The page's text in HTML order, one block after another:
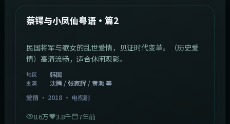
热门
蔡锷与小凤仙粤语·篇2
民国将军与歌女的乱世爱情，见证时代变革。（历史爱
情）高清流畅，适合休闲观影。
地区 韩国
主演
沈腾 / 张家辉 / 黄渤 等
爱情· 2018· 电视剧
8.6万 3.8千 7年前